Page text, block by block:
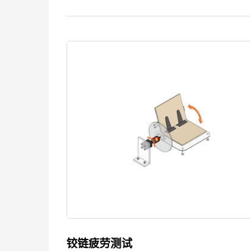
铰链疲劳测试